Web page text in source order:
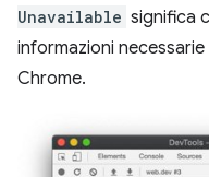
Unavailable significa
informazioni
Chrome.